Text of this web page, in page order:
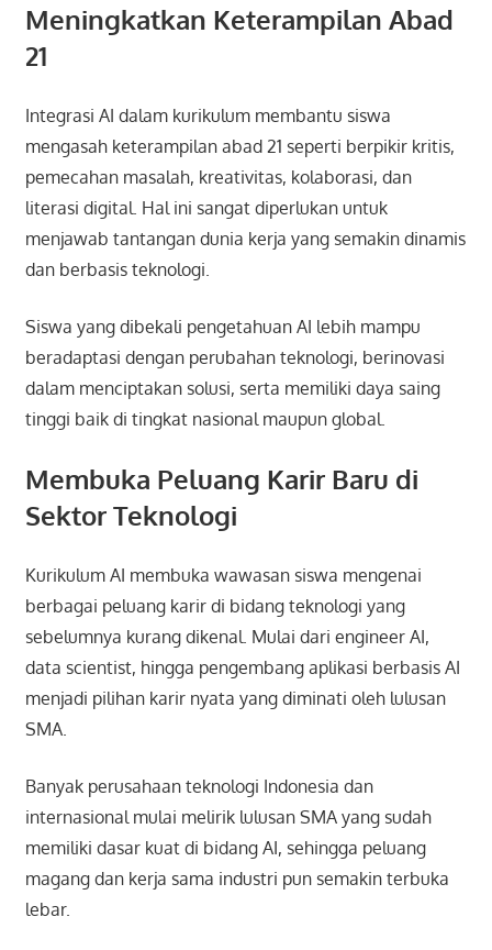
Meningkatkan Keterampilan Abad
21
Integrasi AI dalam kurikulum membantu siswa
mengasah keterampilan abad 21 seperti berpikir kritis,
pemecahan masalah, kreativitas, kolaborasi, dan
literasi digital. Hal ini sangat diperlukan untuk
menjawab tantangan dunia kerja yang semakin dinamis
dan berbasis teknologi.
Siswa yang dibekali pengetahuan AI lebih mampu
beradaptasi dengan perubahan teknologi, berinovasi
dalam menciptakan solusi, serta memiliki daya saing
tinggi baik di tingkat nasional maupun global.
Membuka Peluang Karir Baru di
Sektor Teknologi
Kurikulum AI membuka wawasan siswa mengenai
berbagai peluang karir di bidang teknologi yang
sebelumnya kurang dikenal. Mulai dari engineer AI,
data scientist, hingga pengembang aplikasi berbasis AI
menjadi pilihan karir nyata yang diminati oleh lulusan
SMA.
Banyak perusahaan teknologi Indonesia dan
internasional mulai melirik lulusan SMA yang sudah
memiliki dasar kuat di bidang AI, sehingga peluang
magang dan kerja sama industri pun semakin terbuka
lebar.